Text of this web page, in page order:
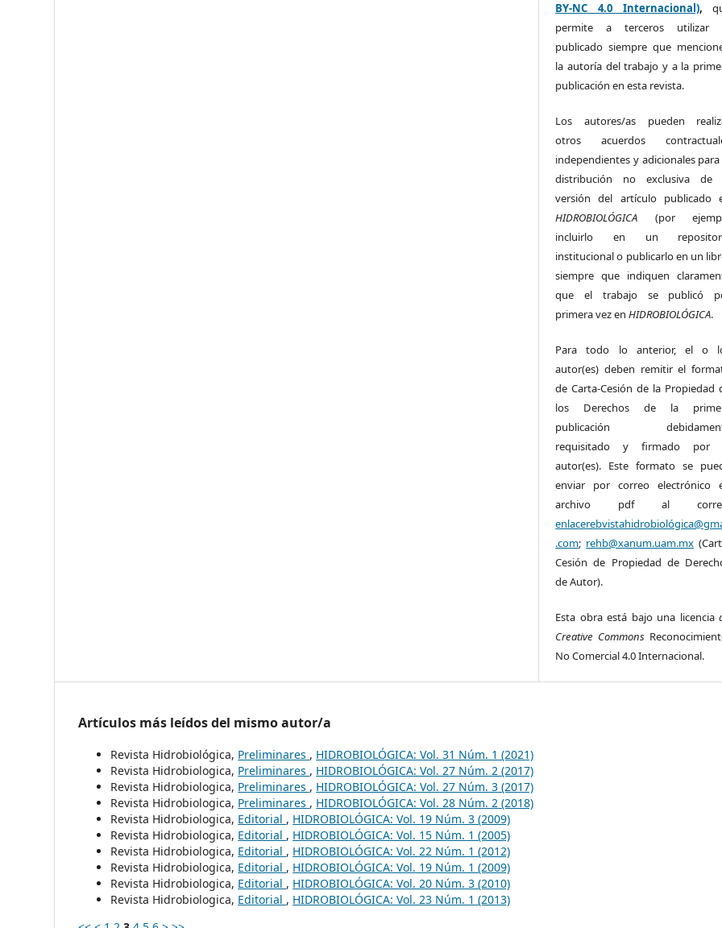
BY-NC 4.0 Internacional),
permite a terceros utilizar
publicado siempre que
la autoría del trabajo y a la
publicación en esta revista.
Los autores/as pueden
otros acuerdos
independientes y adicionales para
distribución no exclusiva de
versión del artículo publicado
HIDROBIOLÓGICA (por
incluirlo en un
institucional o publicarlo en un
siempre que indiquen
que el trabajo se publicó
primera vez enHIDROBIOLÓGICA.
Para todo lo anterior, el o
autor(es) deben remitir el
de Carta-Cesión de la Propiedad
los Derechos de la
publicación
requisitado y firmado por
autor(es). Este formato se
enviar por correo electrónico
archivo pdf al
.com; rehb@xanum.uam.mx
Cesión de Propiedad de
de Autor).
Esta obra está bajo una licencia
Creative Commons
No Comercial 4.0 Internacional.
Artículos más leídos del mismo autor/a
Revista Hidrobiológica, Preliminares , HIDROBIOLÓGICA: Vol. 31 Núm. 1 (2021)
Revista Hidrobiologica, Preliminares , HIDROBIOLÓGICA: Vol. 27 Núm. 2 (2017)
Revista Hidrobiologica, Preliminares , HIDROBIOLÓGICA: Vol. 27 Núm. 3 (2017)
Revista Hidrobiologica, Preliminares , HIDROBIOLÓGICA: Vol. 28 Núm. 2 (2018)
Revista Hidrobiologica, Editorial , HIDROBIOLÓGICA: Vol. 19 Núm. 3 (2009)
Revista Hidrobiologica, Editorial , HIDROBIOLÓGICA: Vol. 15 Núm. 1 (2005)
Revista Hidrobiologica, Editorial , HIDROBIOLÓGICA: Vol. 22 Núm. 1 (2012)
Revista Hidrobiologica, Editorial , HIDROBIOLÓGICA: Vol. 19 Núm. 1 (2009)
Revista Hidrobiologica, Editorial , HIDROBIOLÓGICA: Vol. 20 Núm. 3 (2010)
Revista Hidrobiologica, Editorial , HIDROBIOLÓGICA: Vol. 23 Núm. 1 (2013)